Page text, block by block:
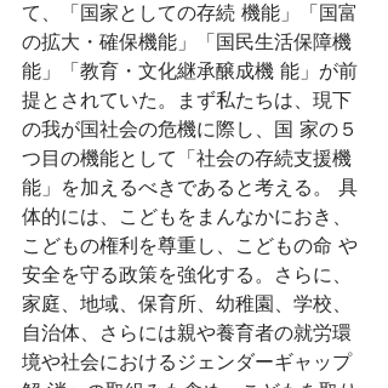
て、「国家としての存続 機能」「国富
の拡大・確保機能」「国民生活保障機
能」「教育・文化継承醸成機 能」が前
提とされていた。まず私たちは、現下
の我が国社会の危機に際し、国 家の５
つ目の機能として「社会の存続支援機
能」を加えるべきであると考える。 具
体的には、こどもをまんなかにおき、
こどもの権利を尊重し、こどもの命 や
安全を守る政策を強化する。さらに、
家庭、地域、保育所、幼稚園、学校、
自治体、さらには親や養育者の就労環
境や社会におけるジェンダーギャップ